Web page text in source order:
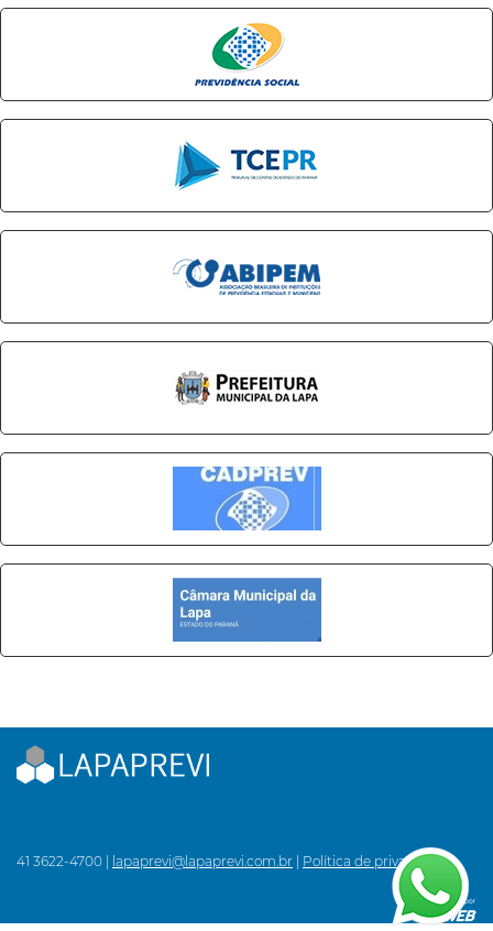
41 3622-4700 | lapaprevi@lapaprevi.com.br Política de privacidade